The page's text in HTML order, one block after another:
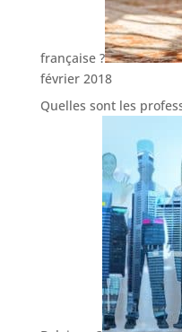
française ?
février 2018
Quelles sont les